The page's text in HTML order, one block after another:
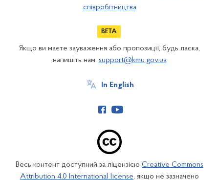
співробітництва
Якщо ви маєте зауваження або пропозиції, будь ласка,
напишіть нам: support@kmu.gov.ua
In English
Весь контент доступний за ліцензією Creative Commons
Attribution 4.0 International license, якщо не зазначено